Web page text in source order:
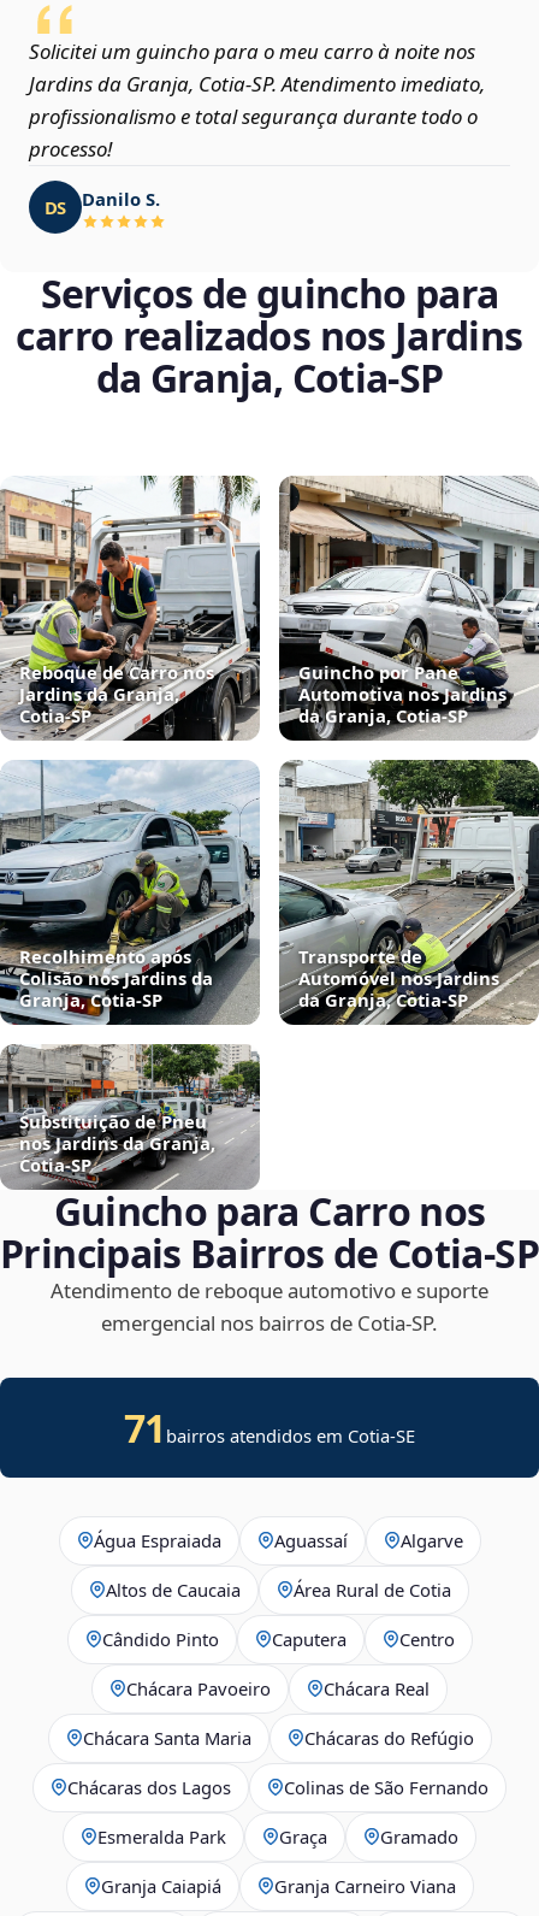
Solicitei um guincho para o meu carro à noite nos
Jardins da Granja, Cotia‑SP. Atendimento imediato,
profissionalismo e total segurança durante todo o
processo!
DS Danilo S.
Serviços de guincho para
carro realizados nos Jardins
da Granja, Cotia‑SP
Reboque de Carro nos
Jardins da Granja,
Cotia‑SP
Guincho por Pane
Automotiva nos Jardins
da Granja, Cotia‑SP
Recolhimento após
Colisão nos Jardins da
Granja, Cotia‑SP
Transporte de
Automóvel nos Jardins
da Granja, Cotia‑SP
Substituição de Pneu
nos Jardins da Granja,
Cotia‑SP
Guincho para Carro nos
Principais Bairros de Cotia‑SP
Atendimento de reboque automotivo e suporte
emergencial nos bairros de Cotia‑SP.
71 bairros atendidos em Cotia-SE
Água Espraiada Aguassaí Algarve
Altos de Caucaia Área Rural de Cotia
Cândido Pinto Caputera Centro
Chácara Pavoeiro Chácara Real
Chácara Santa Maria Chácaras do Refúgio
Chácaras dos Lagos Colinas de São Fernando
Esmeralda Park Graça Gramado
Granja Caiapiá Granja Carneiro Viana